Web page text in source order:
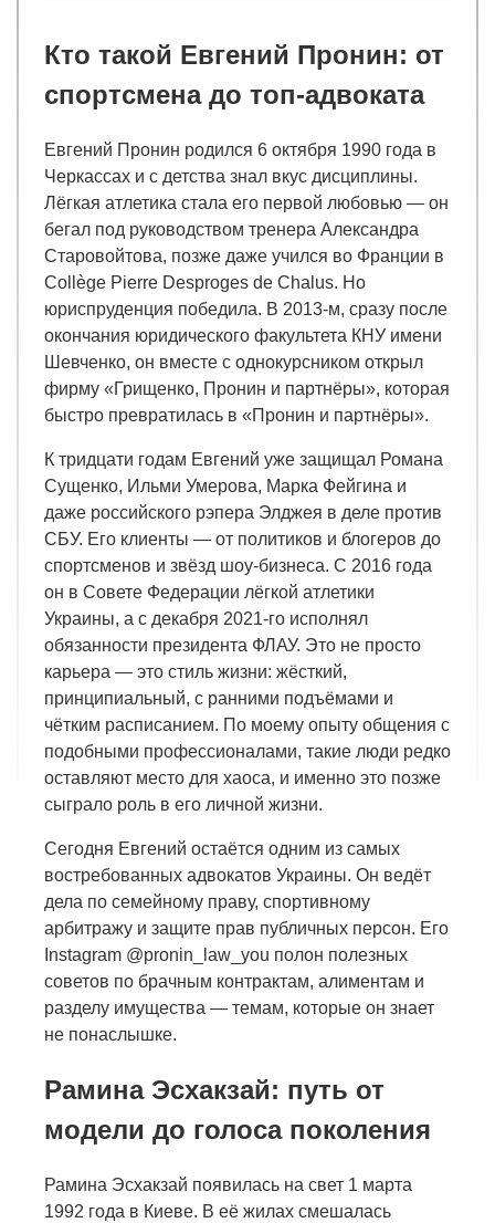
Кто такой Евгений Пронин: от
спортсмена до топ-адвоката
Евгений Пронин родился 6 октября 1990 года в
Черкассах и с детства знал вкус дисциплины.
Лёгкая атлетика стала его первой любовью — он
бегал под руководством тренера Александра
Старовойтова, позже даже учился во Франции в
Collège Pierre Desproges de Chalus. Но
юриспруденция победила. В 2013-м, сразу после
окончания юридического факультета КНУ имени
Шевченко, он вместе с однокурсником открыл
фирму «Грищенко, Пронин и партнёры», которая
быстро превратилась в «Пронин и партнёры».
К тридцати годам Евгений уже защищал Романа
Сущенко, Ильми Умерова, Марка Фейгина и
даже российского рэпера Элджея в деле против
СБУ. Его клиенты — от политиков и блогеров до
спортсменов и звёзд шоу-бизнеса. С 2016 года
он в Совете Федерации лёгкой атлетики
Украины, а с декабря 2021-го исполнял
обязанности президента ФЛАУ. Это не просто
карьера — это стиль жизни: жёсткий,
принципиальный, с ранними подъёмами и
чётким расписанием. По моему опыту общения с
подобными профессионалами, такие люди редко
оставляют место для хаоса, и именно это позже
сыграло роль в его личной жизни.
Сегодня Евгений остаётся одним из самых
востребованных адвокатов Украины. Он ведёт
дела по семейному праву, спортивному
арбитражу и защите прав публичных персон. Его
Instagram @pronin_law_you полон полезных
советов по брачным контрактам, алиментам и
разделу имущества — темам, которые он знает
не понаслышке.
Рамина Эсхакзай: путь от
модели до голоса поколения
Рамина Эсхакзай появилась на свет 1 марта
1992 года в Киеве. В её жилах смешалась